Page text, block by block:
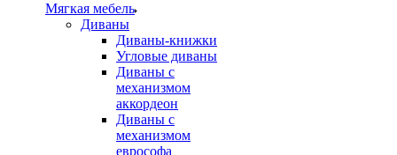
Мягкая мебель
Диваны
Диваны-книжки
Угловые диваны
Диваны с
механизмом
аккордеон
Диваны с
механизмом
еврософа